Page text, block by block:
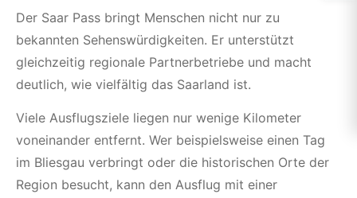
Der Saar Pass bringt Menschen nicht nur zu
bekannten Sehenswürdigkeiten. Er unterstützt
gleichzeitig regionale Partnerbetriebe und macht
deutlich, wie vielfältig das Saarland ist.
Viele Ausflugsziele liegen nur wenige Kilometer
voneinander entfernt. Wer beispielsweise einen Tag
im Bliesgau verbringt oder die historischen Orte der
Region besucht, kann den Ausflug mit einer